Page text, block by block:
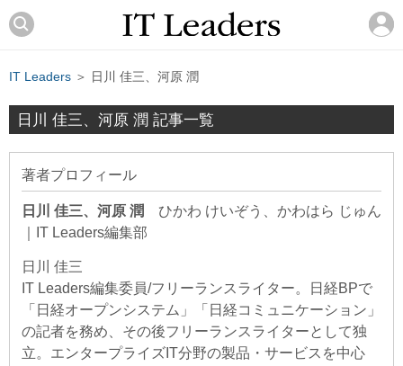
IT Leaders ＞ 日川 佳三、河原 潤
日川 佳三、河原 潤 記事一覧
著者プロフィール
日川 佳三、河原 潤 ひかわ けいぞう、かわはら じゅん
IT Leaders編集部
日川 佳三
IT Leaders編集委員/フリーランスライター。日経BPで
「日経オープンシステム」「日経コミュニケーション」
の記者を務め、その後フリーランスライターとして独
立。エンタープライズIT分野の製品・サービスを中心